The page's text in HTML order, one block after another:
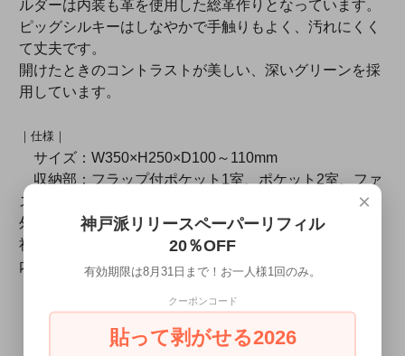
ルダーは内装も革を使用した総革作りとなっています。
ピッグシルキーはしなやかで手触りもよく、汚れにくく
て丈夫です。
開けたときのコントラストが美しい、深いグリーンを採
用しています。
｜仕様｜
サイズ：W350×H250×D100～110mm
収納部：フラップ付ポケット1室、ポケット2室、ファ
スナーポケット1室
外装素材：シュランケンカーフ（ドイツ・ペリンガー
社）
内装素材：ピッグシルキー
製造：日本
ご購入前に必ずご一読ください。
×
神戸派リリースペーパーリフィル
20％OFF
有効期限は8月31日まで！お一人様1回のみ。
クーポンコード
貼って剥がせる2026